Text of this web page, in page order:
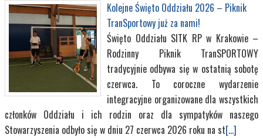
Kolejne Święto Oddziału 2026 – Piknik
TranSportowy już za nami!
Święto Oddziału SITK RP w Krakowie –
Rodzinny Piknik TranSPORTOWY
tradycyjnie odbywa się w ostatnią sobotę
czerwca. To coroczne wydarzenie
integracyjne organizowane dla wszystkich
członków Oddziału i ich rodzin oraz dla sympatyków naszego
Stowarzyszenia odbyło się w dniu 27 czerwca 2026 roku na st[...]